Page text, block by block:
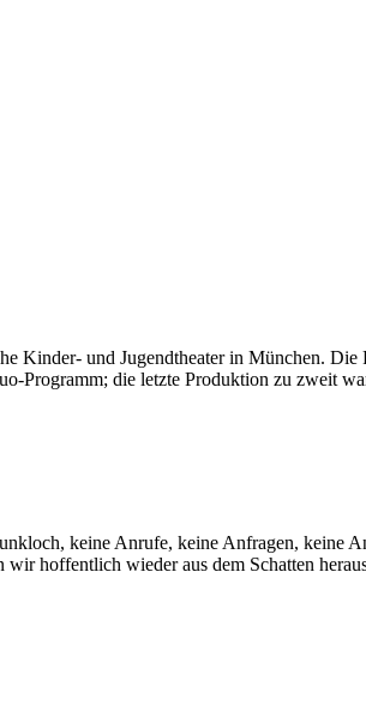
Kinder- und Jugendtheater in München. Die
Programm; die letzte Produktion zu zweit
keine Anrufe, keine Anfragen, keine
hoffentlich wieder aus dem Schatten